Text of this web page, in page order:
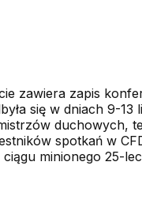
zawiera zapis
się w dniach 9-
duchowych,
spotkań w
minionego 25-